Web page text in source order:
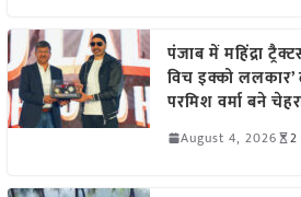
पंजाब में महिंद्रा
विच इक्को
परमिश वर्मा बने
August 4, 2026